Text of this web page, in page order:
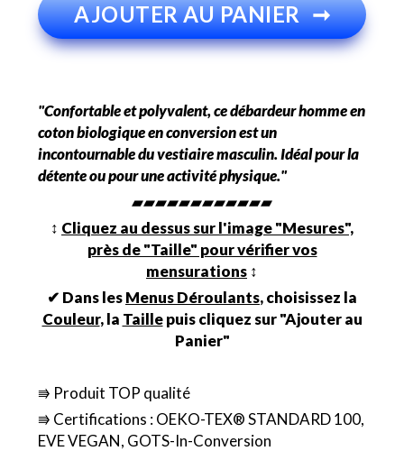
AJOUTER AU PANIER ➞
"Confortable et polyvalent, ce débardeur homme en
coton biologique en conversion est un
incontournable du vestiaire masculin. Idéal pour la
détente ou pour une activité physique."
▰▰▰▰▰▰▰▰▰▰▰▰
↕︎ Cliquez au dessus sur l'image "Mesures",
près de "Taille" pour vérifier vos
mensurations ↕︎
✔ Dans lesMenus Déroulants, choisissez la
Couleur, la Taillepuis cliquez sur "Ajouter au
Panier"
⭆ Produit TOP qualité
⭆ Certifications : OEKO-TEX® STANDARD 100,
EVE VEGAN, GOTS-In-Conversion